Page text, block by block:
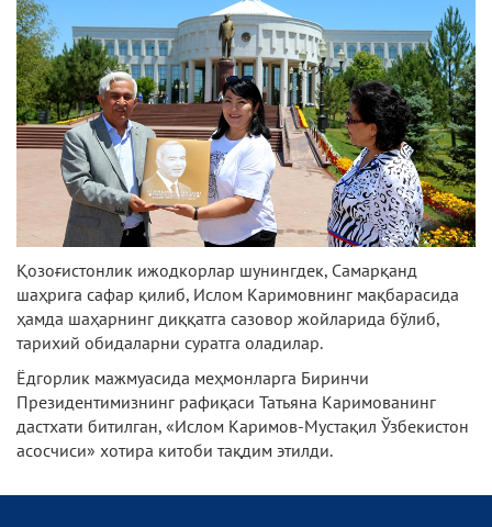
Қозоғистонлик ижодкорлар шунингдек, Самарқанд
шаҳрига сафар қилиб, Ислом Каримовнинг мақбарасида
ҳамда шаҳарнинг диққатга сазовор жойларида бўлиб,
тарихий обидаларни суратга оладилар.
Ёдгорлик мажмуасида меҳмонларга Биринчи
Президентимизнинг рафиқаси Татьяна Каримованинг
дастхати битилган, «Ислом Каримов-Мустақил Ўзбекистон
асосчиси» хотира китоби тақдим этилди.